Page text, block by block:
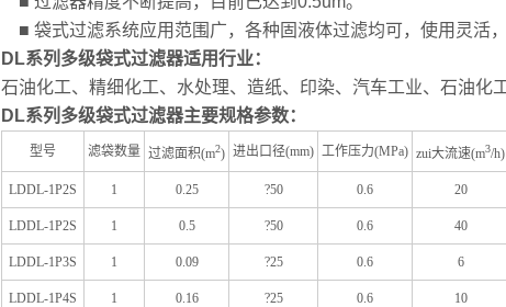
■ 袋式过滤系统应用范围广，各种固液体过滤均可，使用灵活
DL系列多级袋式过滤器适用行业：
石油化工、精细化工、水处理、造纸、印染、汽车工业、石油化
DL系列多级袋式过滤器主要规格参数：
型号 滤袋数量 过滤面积(m2) 进出口径(mm) 工作压力(MPa) zui大流速(m3/h)
LDDL-1P2S 1 0.25 ?50 0.6 20
LDDL-1P2S 1 0.5 ?50 0.6 40
LDDL-1P3S 1 0.09 ?25 0.6 6
LDDL-1P4S 1 0.16 ?25 0.6 10